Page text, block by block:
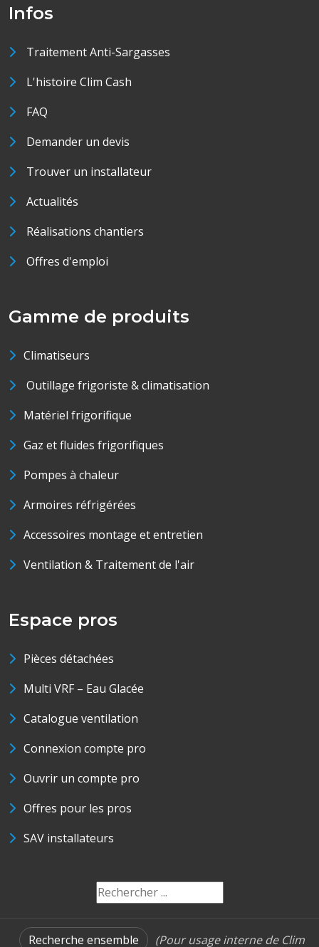
Infos
Traitement Anti-Sargasses
L'histoire Clim Cash
FAQ
Demander un devis
Trouver un installateur
Actualités
Réalisations chantiers
Offres d'emploi
Gamme de produits
Climatiseurs
Outillage frigoriste & climatisation
Matériel frigorifique
Gaz et fluides frigorifiques
Pompes à chaleur
Armoires réfrigérées
Accessoires montage et entretien
Ventilation & Traitement de l'air
Espace pros
Pièces détachées
Multi VRF – Eau Glacée
Catalogue ventilation
Connexion compte pro
Ouvrir un compte pro
Offres pour les pros
SAV installateurs
Recherche ensemble (Pour usage interne de Clim